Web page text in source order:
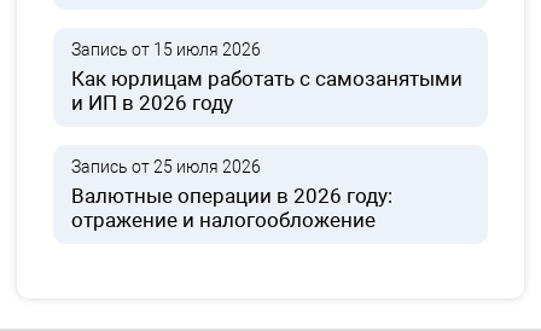
Запись от 15 июля 2026
Как юрлицам работать с самозанятыми
и ИП в 2026 году
Запись от 25 июля 2026
Валютные операции в 2026 году:
отражение и налогообложение